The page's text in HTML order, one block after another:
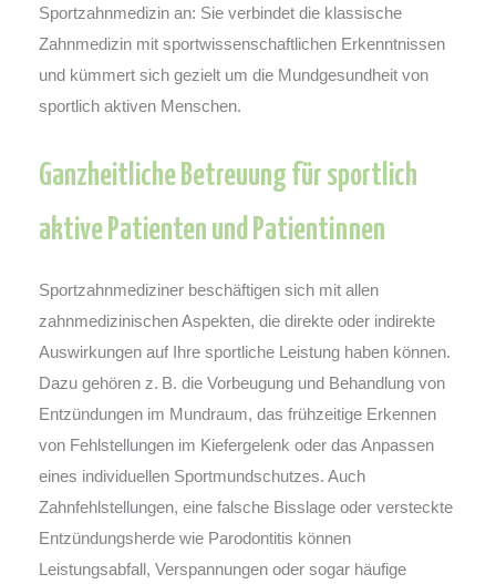
Sportzahnmedizin an: Sie verbindet die klassische
Zahnmedizin mit sportwissenschaftlichen Erkenntnissen
und kümmert sich gezielt um die Mundgesundheit von
sportlich aktiven Menschen.
Ganzheitliche Betreuung für sportlich
aktive Patienten und Patientinnen
Sportzahnmediziner beschäftigen sich mit allen
zahnmedizinischen Aspekten, die direkte oder indirekte
Auswirkungen auf Ihre sportliche Leistung haben können.
Dazu gehören z. B. die Vorbeugung und Behandlung von
Entzündungen im Mundraum, das frühzeitige Erkennen
von Fehlstellungen im Kiefergelenk oder das Anpassen
eines individuellen Sportmundschutzes. Auch
Zahnfehlstellungen, eine falsche Bisslage oder versteckte
Entzündungsherde wie Parodontitis können
Leistungsabfall, Verspannungen oder sogar häufige